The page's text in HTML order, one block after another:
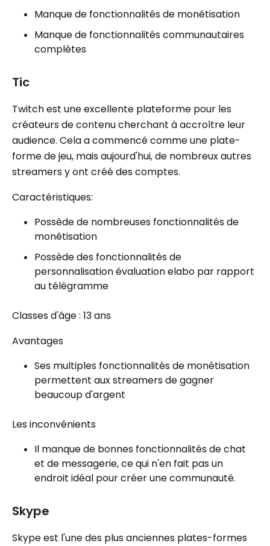
Manque de fonctionnalités de monétisation
Manque de fonctionnalités communautaires
complètes
Tic
Twitch est une excellente plateforme pour les
créateurs de contenu cherchant à accroître leur
audience. Cela a commencé comme une plate-
forme de jeu, mais aujourd'hui, de nombreux autres
streamers y ont créé des comptes.
Caractéristiques:
Possède de nombreuses fonctionnalités de
monétisation
Possède des fonctionnalités de
personnalisation évaluation elabo par rapport
au télégramme
Classes d'âge : 13 ans
Avantages
Ses multiples fonctionnalités de monétisation
permettent aux streamers de gagner
beaucoup d'argent
Les inconvénients
Il manque de bonnes fonctionnalités de chat
et de messagerie, ce qui n'en fait pas un
endroit idéal pour créer une communauté.
Skype
Skype est l'une des plus anciennes plates-formes